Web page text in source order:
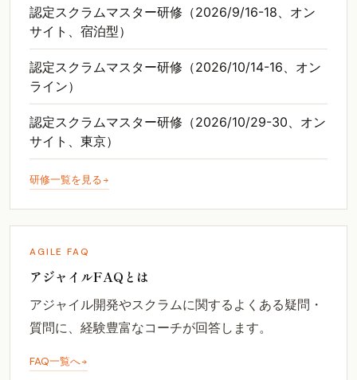
認定スクラムマスター研修（2026/9/16-18、オン
サイト、宿泊型）
認定スクラムマスター研修（2026/10/14-16、オン
ライン）
認定スクラムマスター研修（2026/10/29-30、オン
サイト、東京）
研修一覧を見る
AGILE FAQ
アジャイルFAQとは
アジャイル開発やスクラムに関するよくある疑問・
質問に、経験豊富なコーチが回答します。
FAQ一覧へ